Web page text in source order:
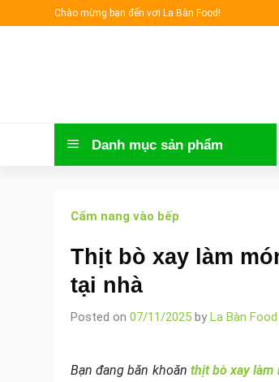
to
Chào mừng bạn đến vơi La Bàn Food!
Danh mục sản phẩm
Cẩm nang vào bếp
Thịt bò xay làm
tại nhà
Posted on 07/11/2025 by La Bàn Food
Bạn đang băn khoăn thịt bò xay làm